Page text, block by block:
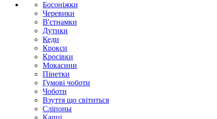
Босоніжки
Черевики
В'єтнамки
Дутики
Кеди
Крокси
Кросівки
Мокасини
Пінетки
Гумові чоботи
Чоботи
Взуття що світиться
Сліпоны
Капці